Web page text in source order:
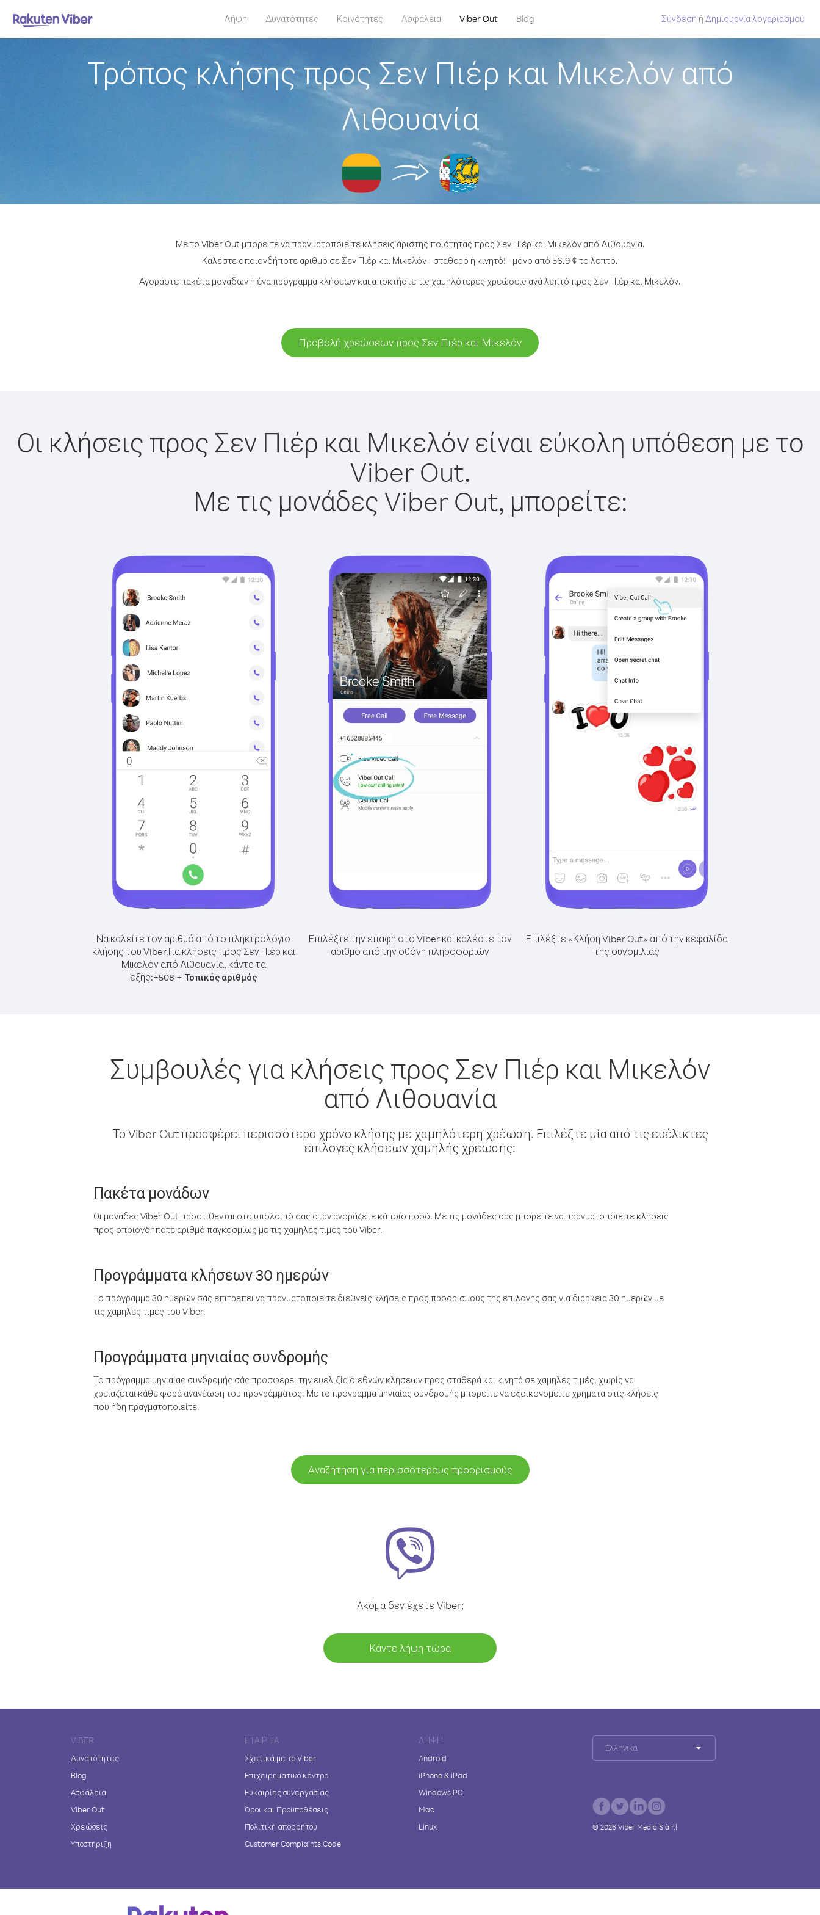
Λήψη Δυνατότητες Κοινότητες Ασφάλεια Viber Out Blog Σύνδεση ή Δημιουργία λογαριασμού
Τρόπος κλήσης προς Σεν Πιέρ και Μικελόν από
Λιθουανία
Με το Viber Out μπορείτε να πραγματοποιείτε κλήσεις άριστης ποιότητας προς Σεν Πιέρ και Μικελόν από Λιθουανία.
Καλέστε οποιονδήποτε αριθμό σε Σεν Πιέρ και Μικελόν - σταθερό ή κινητό! - μόνο από 56.9 ¢ το λεπτό.
Αγοράστε πακέτα μονάδων ή ένα πρόγραμμα κλήσεων και αποκτήστε τις χαμηλότερες χρεώσεις ανά λεπτό προς Σεν Πιέρ και Μικελόν.
Προβολή χρεώσεων προς Σεν Πιέρ και Μικελόν
Οι κλήσεις προς Σεν Πιέρ και Μικελόν είναι εύκολη υπόθεση με το
Viber Out.
Με τις μονάδες Viber Out, μπορείτε:
Να καλείτε τον αριθμό από το πληκτρολόγιο
κλήσης του Viber.Για κλήσεις προς Σεν Πιέρ και
Μικελόν από Λιθουανία, κάντε τα
εξής:+508 + Τοπικός αριθμός
Επιλέξτε την επαφή στο Viber και καλέστε τον
αριθμό από την οθόνη πληροφοριών
Επιλέξτε «Κλήση Viber Out» από την κεφαλίδα
της συνομιλίας
Συμβουλές για κλήσεις προς Σεν Πιέρ και Μικελόν
από Λιθουανία
Το Viber Out προσφέρει περισσότερο χρόνο κλήσης με χαμηλότερη χρέωση. Επιλέξτε μία από τις ευέλικτες
επιλογές κλήσεων χαμηλής χρέωσης:
Πακέτα μονάδων
Οι μονάδες Viber Out προστίθενται στο υπόλοιπό σας όταν αγοράζετε κάποιο ποσό. Με τις μονάδες σας μπορείτε να πραγματοποιείτε κλήσεις
προς οποιονδήποτε αριθμό παγκοσμίως με τις χαμηλές τιμές του Viber.
Προγράμματα κλήσεων 30 ημερών
Το πρόγραμμα 30 ημερών σάς επιτρέπει να πραγματοποιείτε διεθνείς κλήσεις προς προορισμούς της επιλογής σας για διάρκεια 30 ημερών με
τις χαμηλές τιμές του Viber.
Προγράμματα μηνιαίας συνδρομής
Το πρόγραμμα μηνιαίας συνδρομής σάς προσφέρει την ευελιξία διεθνών κλήσεων προς σταθερά και κινητά σε χαμηλές τιμές, χωρίς να
χρειάζεται κάθε φορά ανανέωση του προγράμματος. Με το πρόγραμμα μηνιαίας συνδρομής μπορείτε να εξοικονομείτε χρήματα στις κλήσεις
που ήδη πραγματοποιείτε.
Αναζήτηση για περισσότερους προορισμούς
Ακόμα δεν έχετε Viber;
Κάντε λήψη τώρα
VIBER
Δυνατότητες
Blog
Ασφάλεια
Viber Out
Χρεώσεις
Υποστήριξη
ΕΤΑΙΡΕΊΑ
Σχετικά με το Viber
Επιχειρηματικό κέντρο
Ευκαιρίες συνεργασίας
Όροι και Προϋποθέσεις
Πολιτική απορρήτου
Customer Complaints Code
ΛΉΨΗ
Android
iPhone & iPad
Windows PC
Mac
Linux
Ελληνικά
© 2026 Viber Media S.à r.l.